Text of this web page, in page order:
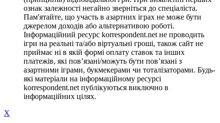
ознак залежності негайно зверніться до спеціаліста.
Пам'ятайте, що участь в азартних іграх не може бути
джерелом доходів або альтернативою роботі.
Інформаційний ресурс korrespondent.net не проводить
ігри на реальні та/або віртуальні гроші, також сайт не
приймає ні в якій формі оплату ставок та інших
платежів, які пов’язані/можуть бути пов’язані з
азартними іграми, букмекерами чи тоталізаторами. Будь-
які матеріали на інформаційному ресурсі
korrespondent.net публікуються виключно в
інформаційних цілях.
X